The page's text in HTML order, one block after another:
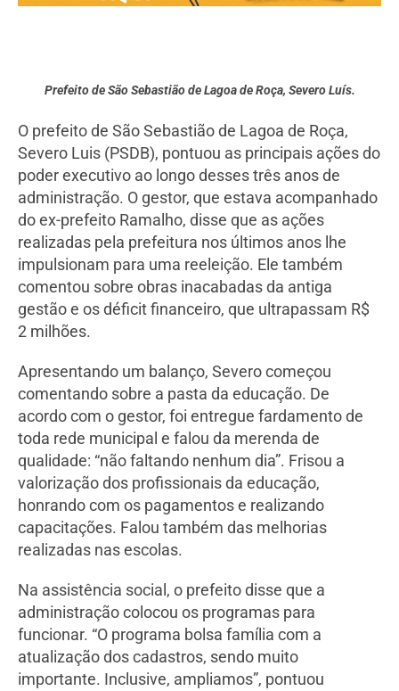
Prefeito de São Sebastião de Lagoa de Roça, Severo Luís.
O prefeito de São Sebastião de Lagoa de Roça,
Severo Luis (PSDB), pontuou as principais ações do
poder executivo ao longo desses três anos de
administração. O gestor, que estava acompanhado
do ex-prefeito Ramalho, disse que as ações
realizadas pela prefeitura nos últimos anos lhe
impulsionam para uma reeleição. Ele também
comentou sobre obras inacabadas da antiga
gestão e os déficit financeiro, que ultrapassam R$
2 milhões.
Apresentando um balanço, Severo começou
comentando sobre a pasta da educação. De
acordo com o gestor, foi entregue fardamento de
toda rede municipal e falou da merenda de
qualidade: “não faltando nenhum dia”. Frisou a
valorização dos profissionais da educação,
honrando com os pagamentos e realizando
capacitações. Falou também das melhorias
realizadas nas escolas.
Na assistência social, o prefeito disse que a
administração colocou os programas para
funcionar. “O programa bolsa família com a
atualização dos cadastros, sendo muito
importante. Inclusive, ampliamos”, pontuou